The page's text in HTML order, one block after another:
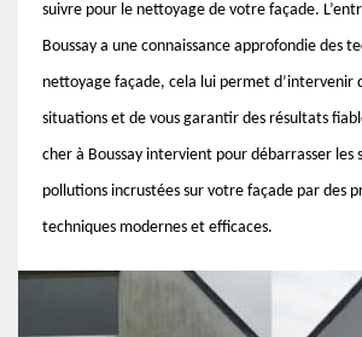
suivre pour le nettoyage de votre façade.
Boussay a une connaissance approfondie des
nettoyage façade, cela lui permet d’intervenir
situations et de vous garantir des résultats
cher à Boussay intervient pour débarrasser les
pollutions incrustées sur votre façade par des
techniques modernes et efficaces.